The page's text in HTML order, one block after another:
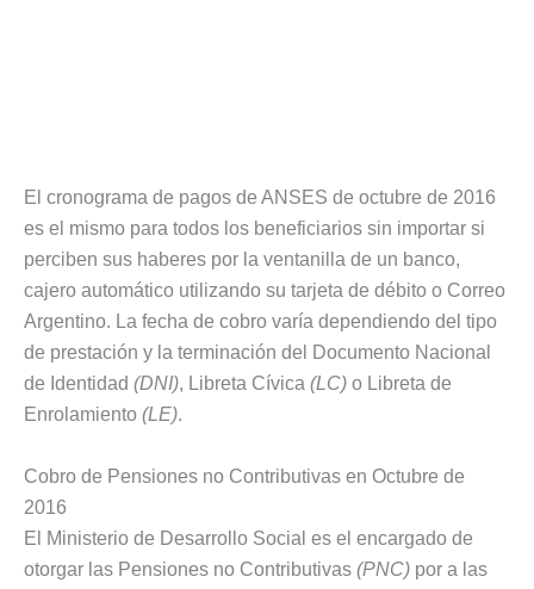
El cronograma de pagos de ANSES de octubre de 2016
es el mismo para todos los beneficiarios sin importar si
perciben sus haberes por la ventanilla de un banco,
cajero automático utilizando su tarjeta de débito o Correo
Argentino. La fecha de cobro varía dependiendo del tipo
de prestación y la terminación del Documento Nacional
de Identidad (DNI), Libreta Cívica (LC) o Libreta de
Enrolamiento (LE).
Cobro de Pensiones no Contributivas en Octubre de
2016
El Ministerio de Desarrollo Social es el encargado de
otorgar las Pensiones no Contributivas (PNC) por a las